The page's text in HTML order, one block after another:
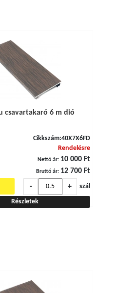
csavartakaró 6 m dió
Cikkszám:40X7X6FD
Rendelésre
Nettó ár: 10 000 Ft
Bruttó ár: 12 700 Ft
-
+ szál
Részletek